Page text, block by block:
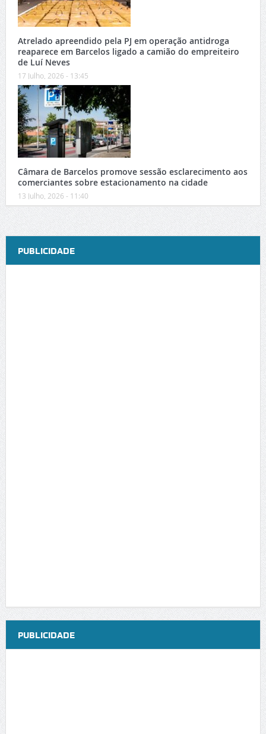
Atrelado apreendido pela PJ em operação antidroga
reaparece em Barcelos ligado a camião do empreiteiro
de Luí Neves
17 Julho, 2026 - 13:45
Câmara de Barcelos promove sessão esclarecimento aos
comerciantes sobre estacionamento na cidade
13 Julho, 2026 - 11:40
PUBLICIDADE
PUBLICIDADE